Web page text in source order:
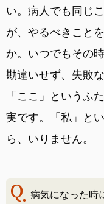
い。病人でも同じ
が、やるべきこと
か。いつでもその
勘違いせず、失敗
「ここ」というふ
実です。「私」と
ら、いりません。
病気になった時